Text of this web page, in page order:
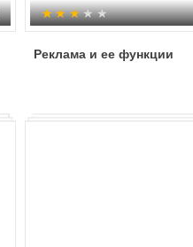
Реклама и ее функции